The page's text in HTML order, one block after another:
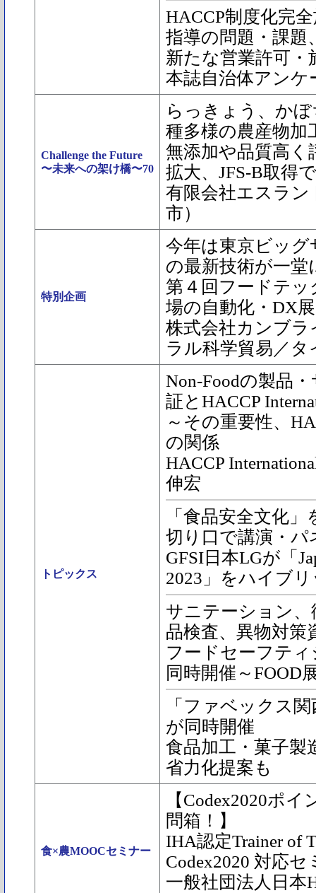
HACCP制度化完
指導の問題・課題
新たな営業許可・
本誌自治体アンケ
Challenge the Future
〜未来への架け橋〜70
らっきょう、か
種多様の農産物加
無添加や品質高く
拡大、JFS-B取得
有限会社エスラン
市）
特別企画
今年は東京ビッグ
の最新技術が一堂
第４回フードテ
場の自動化・DX展
株式会社カンブ
ラル科学貿易／
トピックス
Non-Foodの製品
証とHACCP
～その重要性、
の関係
HACCP
伸宏
「食品安全文化
切り口で講演・
GFSI日本LGが「
2023」をハイブ
サニテーション
品検査、異物対策
フードセーフテ
同時開催～FOOD
「ファベックス
が同時開催
食品加工・菓子製
省力化提案も
食×農MOOCセミナー
【Codex2020ポ
問箱！】
IHA認定Trainer of
Codex2020 対応
一般社団法人日本